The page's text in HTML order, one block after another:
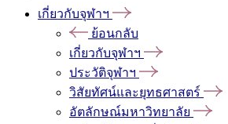
เกี่ยวกับจุฬาฯ
ย้อนกลับ
เกี่ยวกับจุฬาฯ
ประวัติจุฬาฯ
วิสัยทัศน์และยุทธศาสตร์
อัตลักษณ์มหาวิทยาลัย